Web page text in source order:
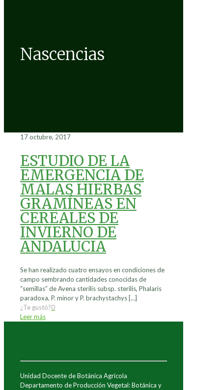
Nascencias
17 octubre, 2017
ESTUDIO DE LA
EMERGENCIA DE
MALAS HIERBAS
GRAMÍNEAS EN
CEREALES DE
INVIERNO DE
ANDALUCIA
Se han realizado cuatro ensayos en condiciones de
campo sembrando cantidades conocidas de
“semillas” de Avena sterilis subsp. sterilis, Phalaris
paradoxa, P. minor y P. brachystachys […]
¿Te gustó?0
Leer más
Unidad Docente de Botánica Agrícola
Departamento de Producción Vegetal: Botánica y